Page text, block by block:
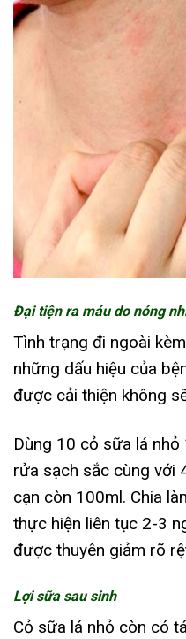
Đại tiện ra máu do nóng
Tình trạng đi ngoài
những dấu hiệu của
được cải thiện không
Dùng 10 cỏ sữa lá
rửa sạch sắc cùng với
cạn còn 100ml. Chia
thực hiện liên tục 2-3
được thuyên giảm rõ
Lợi sữa sau sinh
Cỏ sữa lá nhỏ còn có